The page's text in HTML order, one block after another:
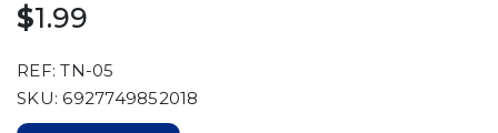
$1.99
REF: TN-05
SKU: 6927749852018